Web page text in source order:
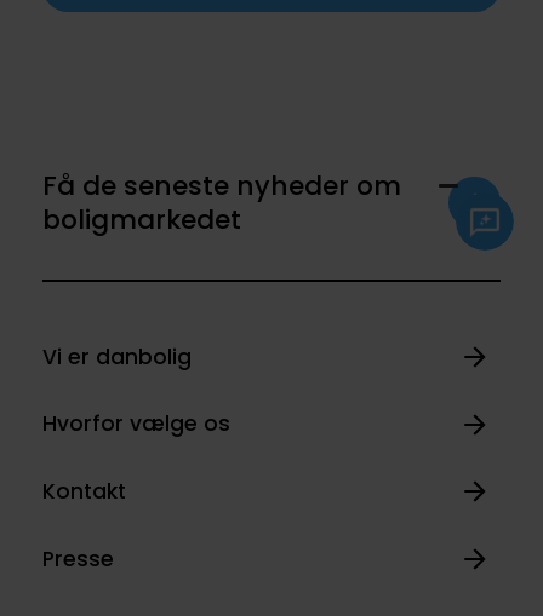
Få de seneste nyheder om
boligmarkedet
Vi er danbolig
Hvorfor vælge os
Kontakt
Presse